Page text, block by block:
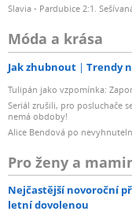
Slavia - Pardubice 2:1.
Móda a krása
Jak zhubnout Trendy
Tulipán jako vzpomínka:
Seriál zrušili, pro posluchače
nemá obdoby!
Alice Bendová po
Pro ženy a
Nejčastější novoroční
letní dovolenou